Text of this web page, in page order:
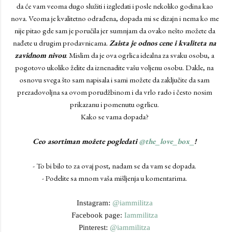
da će vam veoma dugo služiti i izgledati i posle nekoliko godina kao
nova. Veoma je kvalitetno odrađena, dopada mi se dizajn i nema ko me
nije pitao gde sam je poručila jer sumnjam da ovako nešto možete da
nađete u drugim prodavnicama. Zaista je odnos cene i kvaliteta na
zavidnom nivou. Mislim da je ova ogrlica idealna za svaku osobu, a
pogotovo ukoliko želite da iznenadite vašu voljenu osobu. Dakle, na
osnovu svega što sam napisala i sami možete da zaključite da sam
prezadovoljna sa ovom porudžbinom i da vrlo rado i često nosim
prikazanu i pomenutu ogrlicu.
Kako se vama dopada?
Ceo asortiman možete pogledati@the_love_box_ !
- To bi bilo to za ovaj post, nadam se da vam se dopada.
- Podelite sa mnom vaša mišljenja u komentarima.
Instagram: @iammilitza
Facebook page: Iammilitza
Pinterest: @iammilitza